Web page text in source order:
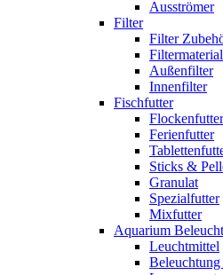
Ausströmer
Filter
Filter
Filtermaterial
Außenfilter
Innenfilter
Fischfutter
Flockenfutter
Ferienfutter
Sticks &
Granulat
Spezialfutter
Mixfutter
Aquarium
Leuchtmittel